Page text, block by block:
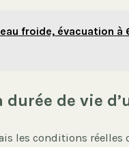
froide, évacuation
de vie
les conditions réelles